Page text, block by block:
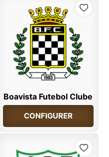
Boavista Futebol Clube
CONFIGURER